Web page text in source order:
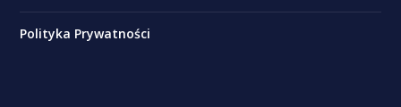
Polityka Prywatności